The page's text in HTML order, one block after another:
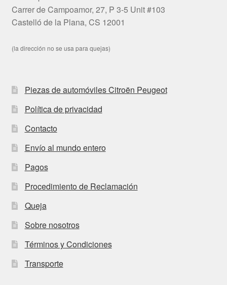
Carrer de Campoamor, 27, P 3-5 Unit #103
Castelló de la Plana, CS 12001
(la dirección no se usa para quejas)
Piezas de automóviles Citroën Peugeot
Política de privacidad
Contacto
Envío al mundo entero
Pagos
Procedimiento de Reclamación
Queja
Sobre nosotros
Términos y Condiciones
Transporte